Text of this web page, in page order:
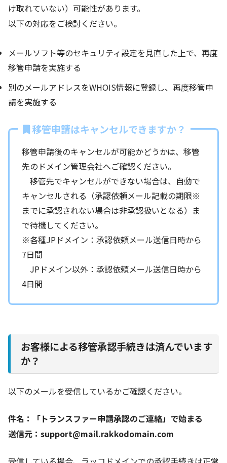
け取れていない）可能性があります。
以下の対応をご検討ください。
メールソフト等のセキュリティ設定を見直した上で、再度
移管申請を実施する
別のメールアドレスをWHOIS情報に登録し、再度移管申
請を実施する
移管申請はキャンセルできますか？
移管申請後のキャンセルが可能かどうかは、移管
先のドメイン管理会社へご確認ください。
移管先でキャンセルができない場合は、自動で
キャンセルされる（承認依頼メール記載の期限※
までに承認されない場合は非承認扱いとなる）ま
で待機してください。
※各種JPドメイン：承認依頼メール送信日時から
7日間
JPドメイン以外：承認依頼メール送信日時から
4日間
お客様による移管承認手続きは済んでいます
か？
以下のメールを受信しているかご確認ください。
件名：「トランスファー申請承認のご連絡」で始まる
送信元：support@mail.rakkodomain.com